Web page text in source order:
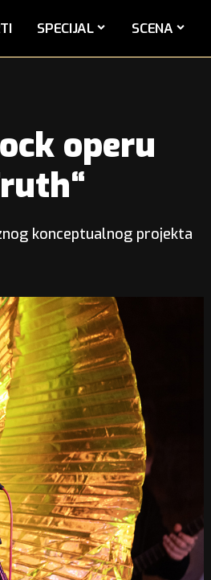
SPECIJAL SCENA
operu
konceptualnog projekta